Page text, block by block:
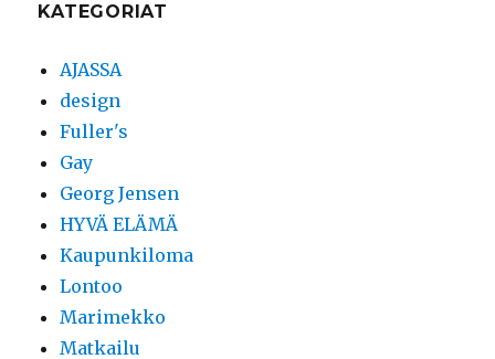
KATEGORIAT
AJASSA
design
Fuller's
Gay
Georg Jensen
HYVÄ ELÄMÄ
Kaupunkiloma
Lontoo
Marimekko
Matkailu